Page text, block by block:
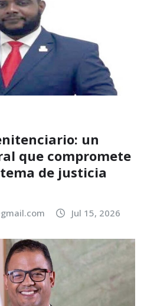
un
que compromete
de justicia
Jul 15, 2026